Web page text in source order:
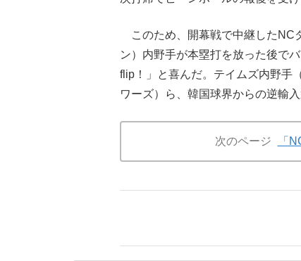
このため、開幕戦で中継したNC
ン）内野手が本塁打を放った後で
flip！」と喜んだ。テイムズ内野
ワーズ）ら、韓国球界からの逆輸
次のページ 「